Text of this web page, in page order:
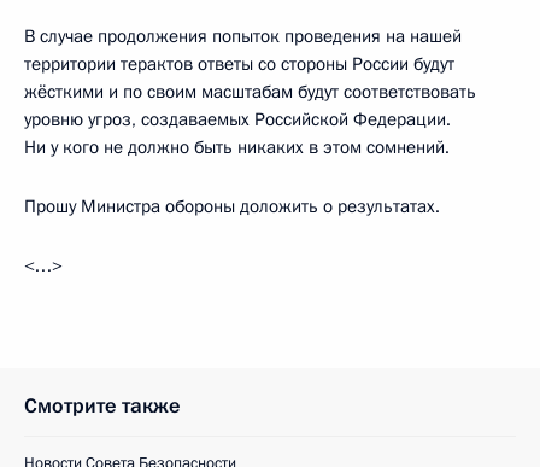
В случае продолжения попыток проведения на нашей
территории терактов ответы со стороны России будут
жёсткими и по своим масштабам будут соответствовать
уровню угроз, создаваемых Российской Федерации.
Ни у кого не должно быть никаких в этом сомнений.
Прошу Министра обороны доложить о результатах.
<…>
Смотрите также